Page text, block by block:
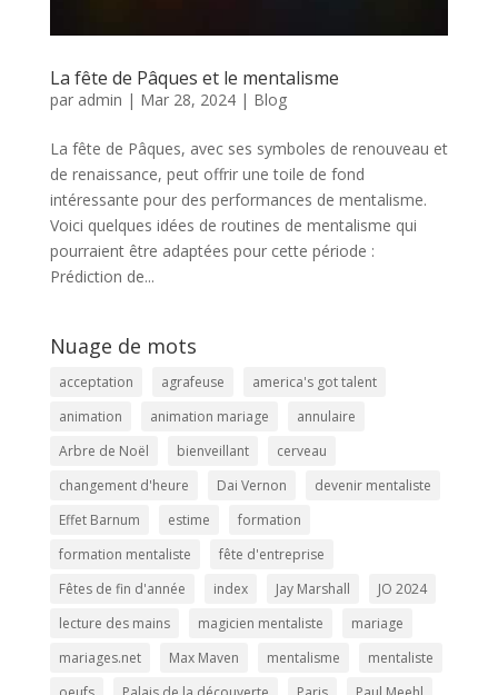
La fête de Pâques et le mentalisme
par admin | Mar 28, 2024| Blog
La fête de Pâques, avec ses symboles de renouveau et
de renaissance, peut offrir une toile de fond
intéressante pour des performances de mentalisme.
Voici quelques idées de routines de mentalisme qui
pourraient être adaptées pour cette période :
Prédiction de...
Nuage de mots
acceptation agrafeuse
america's got talent
animation
animation mariage
annulaire
Arbre de Noël
bienveillant
cerveau
changement d'heure
Dai Vernon
devenir mentaliste
Effet Barnum
estime
formation
formation mentaliste
fête d'entreprise
Fêtes de fin d'année
index Jay Marshall
JO 2024
lecture des mains
magicien mentaliste
mariage
mariages.net
Max Maven mentalisme
mentaliste